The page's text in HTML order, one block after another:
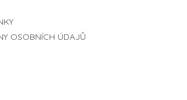
v
OSOBNÍCH ÚDAJŮ